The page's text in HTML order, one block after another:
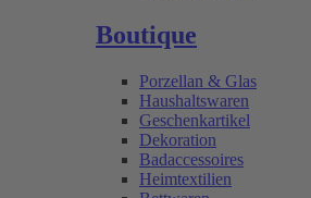
Boutique
Porzellan & Glas
Haushaltswaren
Geschenkartikel
Dekoration
Badaccessoires
Heimtextilien